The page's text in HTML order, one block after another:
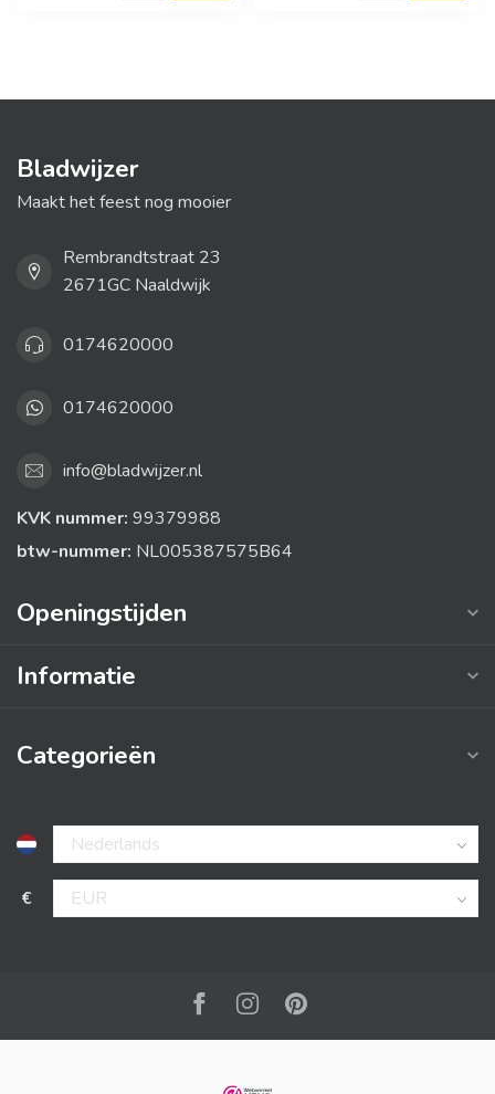
Bladwijzer
Maakt het feest nog mooier
Rembrandtstraat 23
2671GC Naaldwijk
0174620000
0174620000
info@bladwijzer.nl
KVK nummer: 99379988
btw-nummer: NL005387575B64
Openingstijden
Informatie
Categorieën
€